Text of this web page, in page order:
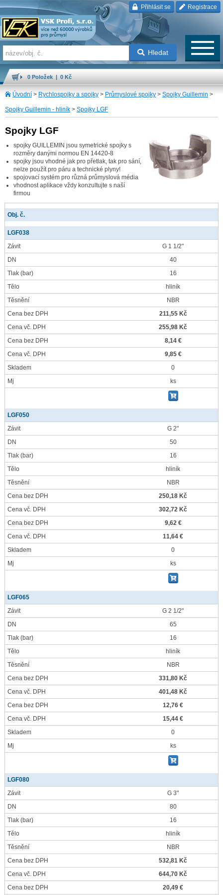
Přihlásit se Registrace
Hledat
0 Položek | 0 Kč
Úvodní > Rychlospojky a spojky > Průmyslové spojky > Spojky Guillemin >
Spojky Guillemin - hliník > Spojky LGF
Spojky LGF
spojky GUILLEMIN jsou symetrické spojky s
rozměry danými normou EN 14420-8
spojky jsou vhodné jak pro přetlak, tak pro sání,
nelze použít pro páru a technické plyny!
spojovací systém pro různá průmyslová média
vhodnost aplikace vždy konzultujte s naší
firmou
Obj. č.
LGF038
Závit
G 1 1/2"
DN
40
Tlak (bar)
16
Tělo
hliník
Těsnění
NBR
Cena bez DPH
211,55 Kč
Cena vč. DPH
255,98 Kč
Cena bez DPH
8,14 €
Cena vč. DPH
9,85 €
Skladem
0
Mj
ks
LGF050
Závit
G 2"
DN
50
Tlak (bar)
16
Tělo
hliník
Těsnění
NBR
Cena bez DPH
250,18 Kč
Cena vč. DPH
302,72 Kč
Cena bez DPH
9,62 €
Cena vč. DPH
11,64 €
Skladem
0
Mj
ks
LGF065
Závit
G 2 1/2"
DN
65
Tlak (bar)
16
Tělo
hliník
Těsnění
NBR
Cena bez DPH
331,80 Kč
Cena vč. DPH
401,48 Kč
Cena bez DPH
12,76 €
Cena vč. DPH
15,44 €
Skladem
0
Mj
ks
LGF080
Závit
G 3"
DN
80
Tlak (bar)
16
Tělo
hliník
Těsnění
NBR
Cena bez DPH
532,81 Kč
Cena vč. DPH
644,70 Kč
Cena bez DPH
20,49 €